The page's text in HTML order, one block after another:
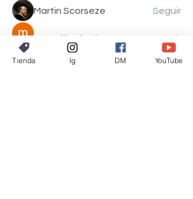
Martin Scorseze Seguir
mayuri kathade Seguir
mon ruve
Seguir
Tienda Ig DM YouTube